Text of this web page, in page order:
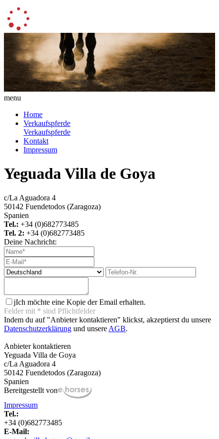
menu
Home
Verkaufspferde
Verkaufspferde
Kontakt
Impressum
Yeguada Villa de Goya
c/La Aguadora 4
50142 Fuendetodos (Zaragoza)
Spanien
Tel.: +34 (0)682773485
Tel. 2: +34 (0)682773485
Deine Nachricht:
jIch möchte eine Kopie der Email erhalten.
Felder mit * sind Pflichtfelder
Indem du auf "Anbieter kontaktieren" klickst, akzeptierst du unsere
Datenschutzerklärung und unsere AGB.
Anbieter kontaktieren
Yeguada Villa de Goya
c/La Aguadora 4
50142 Fuendetodos (Zaragoza)
Spanien
Bereitgestellt von
Impressum
Tel.:
+34 (0)682773485
E-Mail: